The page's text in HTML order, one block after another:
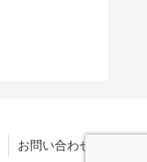
お問い合わせ